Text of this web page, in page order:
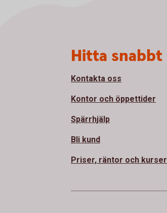
Hitta snabbt
Kontakta oss
Kontor och öppettider
Spärrhjälp
Bli kund
Priser, räntor och kurser